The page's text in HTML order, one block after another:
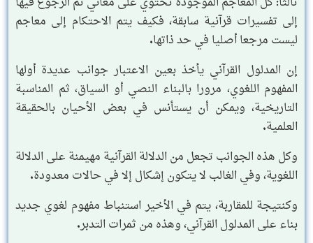
إلى تفسيرات قرآنية سابقة، فكيف يتم الاحتكام إلى معاجم
ليست مرجعا أصليا في حد ذاتها.
إن المدلول القرآني يأخذ بعين الاعتبار جوانب عديدة أولها
المفهوم اللغوي، مرورا بالبناء النصي أو السياق، ثم المناسبة
التاريخية، ويمكن أن يستأنس في بعض الأحيان بالحقيقة
العلمية.
وكل هذه الجوانب تجعل من الدلالة القرآنية مهيمنة على الدلالة
اللغوية، وفي الغالب لا يتكون إشكال إلا في حالات معدودة.
وكنتيجة للمقاربة، يتم في الأخير استنباط مفهوم لغوي جديد
بناء على المدلول القرآني، وهذه من ثمرات التدبر.